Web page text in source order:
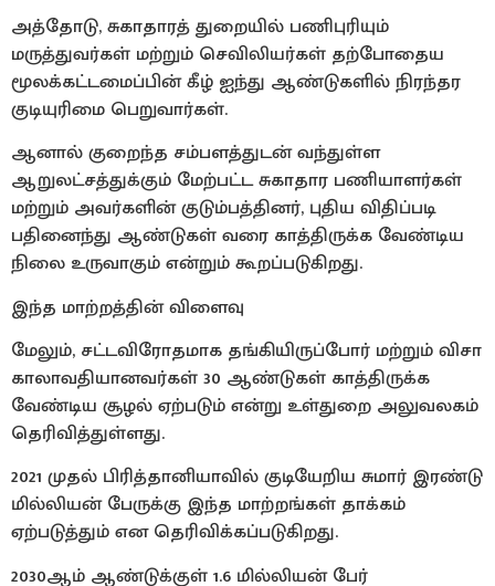
அத்தோடு, சுகாதாரத் துறையில் பணிபுரியும்
மருத்துவர்கள் மற்றும் செவிலியர்கள் தற்போதைய
மூலக்கட்டமைப்பின் கீழ் ஐந்து ஆண்டுகளில் நிரந்தர
குடியுரிமை பெறுவார்கள்.
ஆனால் குறைந்த சம்பளத்துடன் வந்துள்ள
ஆறுலட்சத்துக்கும் மேற்பட்ட சுகாதார பணியாளர்கள்
மற்றும் அவர்களின் குடும்பத்தினர், புதிய விதிப்படி
பதினைந்து ஆண்டுகள் வரை காத்திருக்க வேண்டிய
நிலை உருவாகும் என்றும் கூறப்படுகிறது.
இந்த மாற்றத்தின் விளைவு
மேலும், சட்டவிரோதமாக தங்கியிருப்போர் மற்றும் விசா
காலாவதியானவர்கள் 30 ஆண்டுகள் காத்திருக்க
வேண்டிய சூழல் ஏற்படும் என்று உள்துறை அலுவலகம்
தெரிவித்துள்ளது.
2021 முதல் பிரித்தானியாவில் குடியேறிய சுமார் இரண்டு
மில்லியன் பேருக்கு இந்த மாற்றங்கள் தாக்கம்
ஏற்படுத்தும் என தெரிவிக்கப்படுகிறது.
2030ஆம் ஆண்டுக்குள் 1.6 மில்லியன் பேர்